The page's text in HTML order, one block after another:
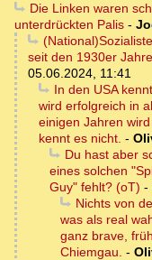
Die Linken waren
unterdrückten Palis -
seit den 1930er
05.06.2024, 11:41
In den USA
wird erfolgreich in
einigen Jahren
kennt es nicht. -
Du hast aber
eines solchen
Guy" fehlt? (oT) -
Nichts von
was als real
ganz brave,
Chiemgau. -